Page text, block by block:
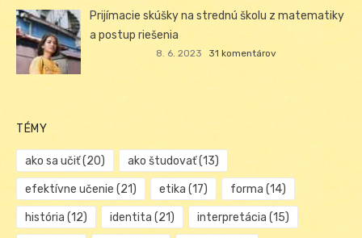
Prijímacie skúšky na strednú školu z matematiky
a postup riešenia
8. 6. 2023 31 komentárov
TÉMY
ako sa učiť(20) ako študovať(13)
efektívne učenie (21) etika (17) forma (14)
história (12) identita (21) interpretácia (15)